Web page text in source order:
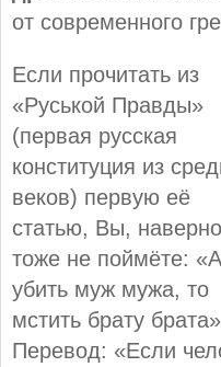
от современного
Если прочитать из
«Руськой Правды»
(первая русская
конституция из
веков) первую её
статью, Вы,
тоже не поймёте:
убить муж мужа, то
мстить брату
Перевод: «Если